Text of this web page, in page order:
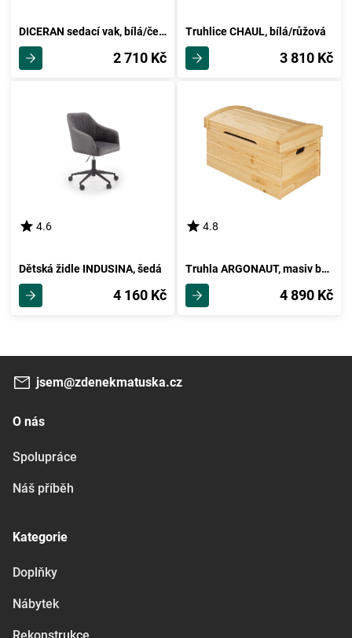
DICERAN sedací vak, bílá/černá
2 710 Kč
Truhlice CHAUL, bílá/růžová
3 810 Kč
4.6
Dětská židle INDUSINA, šedá
4 160 Kč
4.8
Truhla ARGONAUT, masiv borovice, moření: …
4 890 Kč
jsem@zdenekmatuska.cz
O nás
Spolupráce
Náš příběh
Kategorie
Doplňky
Nábytek